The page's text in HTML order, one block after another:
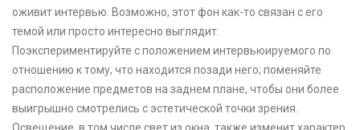
оживит интервью. Возможно, этот фон как-то связан с его
темой или просто интересно выглядит.
Поэкспериментируйте с положением интервьюируемого по
отношению к тому, что находится позади него; поменяйте
расположение предметов на заднем плане, чтобы они более
выигрышно смотрелись с эстетической точки зрения.
Освещение, в том числе свет из окна, также изменит характер